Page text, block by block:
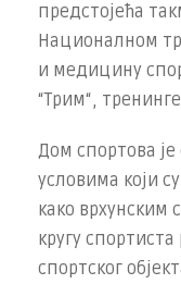
предстојећа
Националном
и медицину
“Трим“,
Дом спортова је
условима који
како врхунским
кругу
спортског